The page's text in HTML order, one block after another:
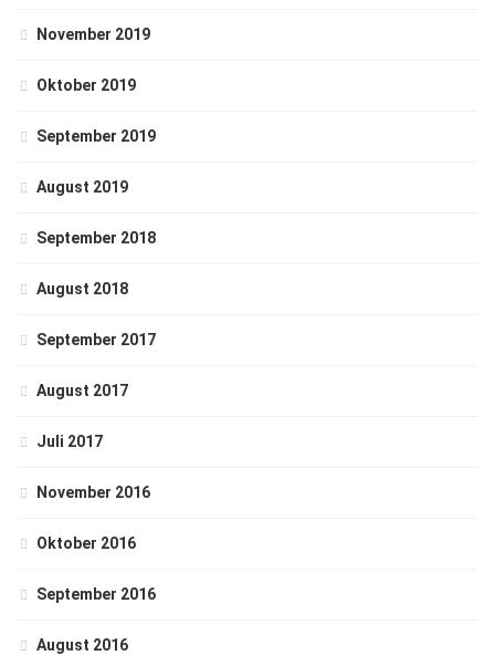
November 2019
Oktober 2019
September 2019
August 2019
September 2018
August 2018
September 2017
August 2017
Juli 2017
November 2016
Oktober 2016
September 2016
August 2016